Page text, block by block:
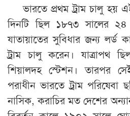
ভারতে প্রথম ট্রাম চালু হয়
দিনটি ছিল ১৮৭৩ সালের ২৪
যাতায়াতের সুবিধার জন্য লর্ড
ট্রাম চালু করেন। যাত্রাপথ
শিয়ালদহ স্টেশন। তারপর
পরাধীন ভারতে ট্রাম পরিষেবা
নাসিক, করাচির মত দেশের